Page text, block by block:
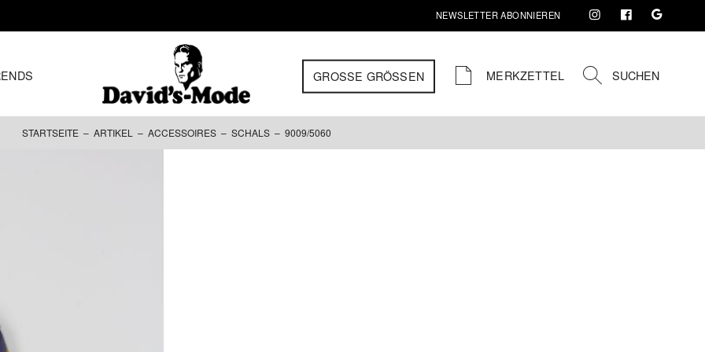
NEWSLETTER ABONNIEREN
GROSSE GRÖSSEN MERKZETTEL SUCHEN
STARTSEITE – ARTIKEL – ACCESSOIRES– SCHALS– 9009/5060